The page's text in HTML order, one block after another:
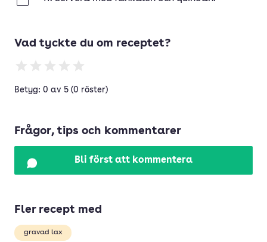
Vad tyckte du om receptet?
Betyg: 0 av 5 (0 röster)
Frågor, tips och kommentarer
Bli först att kommentera
Fler recept med
gravad lax